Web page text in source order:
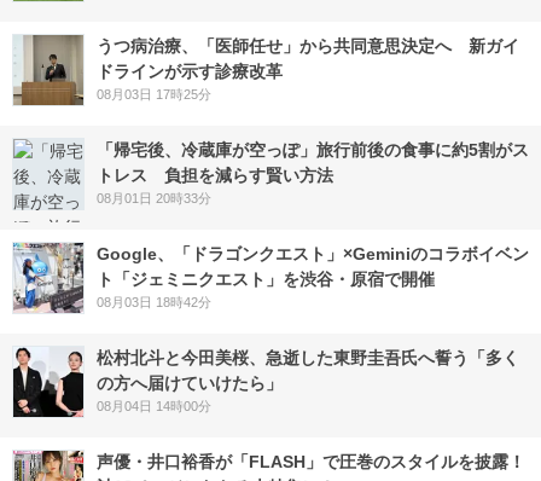
うつ病治療、「医師任せ」から共同意思決定へ 新ガイ
ドラインが示す診療改革
08月03日 17時25分
「帰宅後、冷蔵庫が空っぽ」旅行前後の食事に約5割がス
トレス 負担を減らす賢い方法
08月01日 20時33分
Google、「ドラゴンクエスト」×Geminiのコラボイベン
ト「ジェミニクエスト」を渋谷・原宿で開催
08月03日 18時42分
松村北斗と今田美桜、急逝した東野圭吾氏へ誓う「多く
の方へ届けていけたら」
08月04日 14時00分
声優・井口裕香が「FLASH」で圧巻のスタイルを披露！